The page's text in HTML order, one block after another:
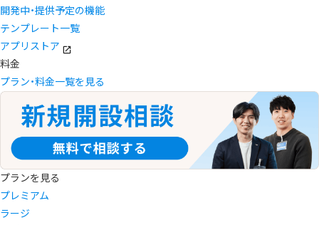
開発中・提供予定の機能
テンプレート一覧
アプリストア
料金
プラン・料金一覧を見る
プランを見る
プレミアム
ラージ